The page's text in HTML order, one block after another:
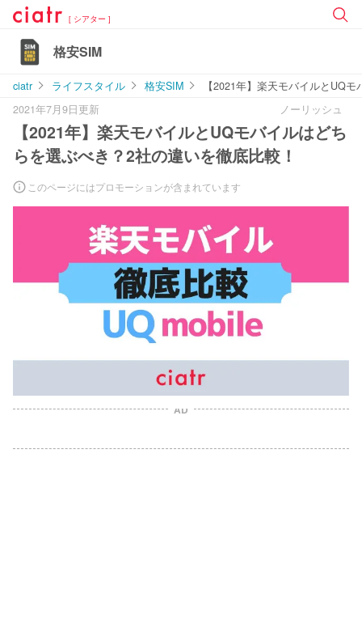
[ シアター ]
格安SIM
ciatr ライフスタイル 格安SIM
【2021年】楽天モバイルとUQ
2021年7月9日更新
ノーリッシュ
【2021年】楽天モバイルとUQモバイルはどち
らを選ぶべき？2社の違いを徹底比較！
このページにはプロモーションが含まれています
AD